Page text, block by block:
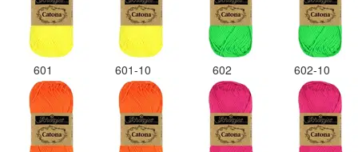
601 601-10 602 602-10